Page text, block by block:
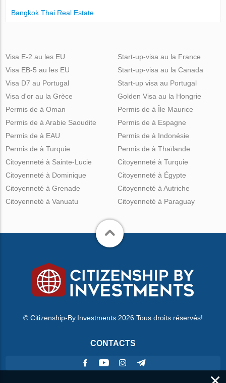
Bangkok Thai Real Estate
Visa E-2 au les EU
Visa EB-5 au les EU
Visa D7 au Portugal
Visa d'or au la Grèce
Start-up-visa au la France
Start-up-visa au la Canada
Start-up visa au Portugal
Golden Visa au la Hongrie
Permis de à Oman
Permis de à Arabie Saoudite
Permis de à EAU
Permis de à Turquie
Permis de à Île Maurice
Permis de à Espagne
Permis de à Indonésie
Permis de à Thaïlande
Citoyenneté à Sainte-Lucie
Citoyenneté à Dominique
Citoyenneté à Grenade
Citoyenneté à Vanuatu
Citoyenneté à Turquie
Citoyenneté à Égypte
Citoyenneté à Autriche
Citoyenneté à Paraguay
© Citizenship-By.Investments 2026.Tous droits réservés!
CONTACTS